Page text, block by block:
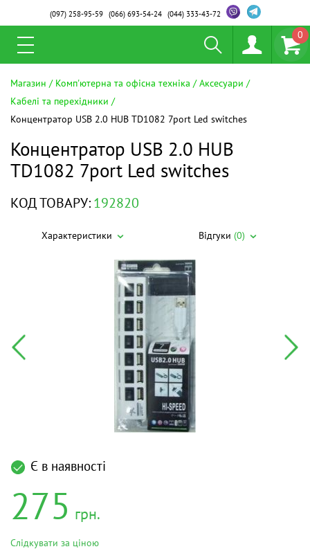
(097)258-95-59 (066)693-54-24 (044)333-43-72
0
Магазин Комп'ютерна та офісна техніка
Аксесуари
Кабелі та перехідники
Концентратор USB 2.0 HUB TD1082 7port Led switches
Концентратор USB 2.0 HUB
TD1082 7port Led switches
КОД ТОВАРУ:192820
Характеристики Відгуки (0)
Є в наявності
275 грн.
Слідкувати за ціною